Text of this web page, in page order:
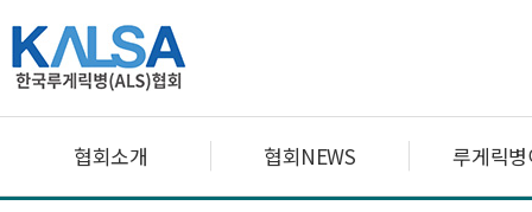
협회소개 협회NEWS 루게릭